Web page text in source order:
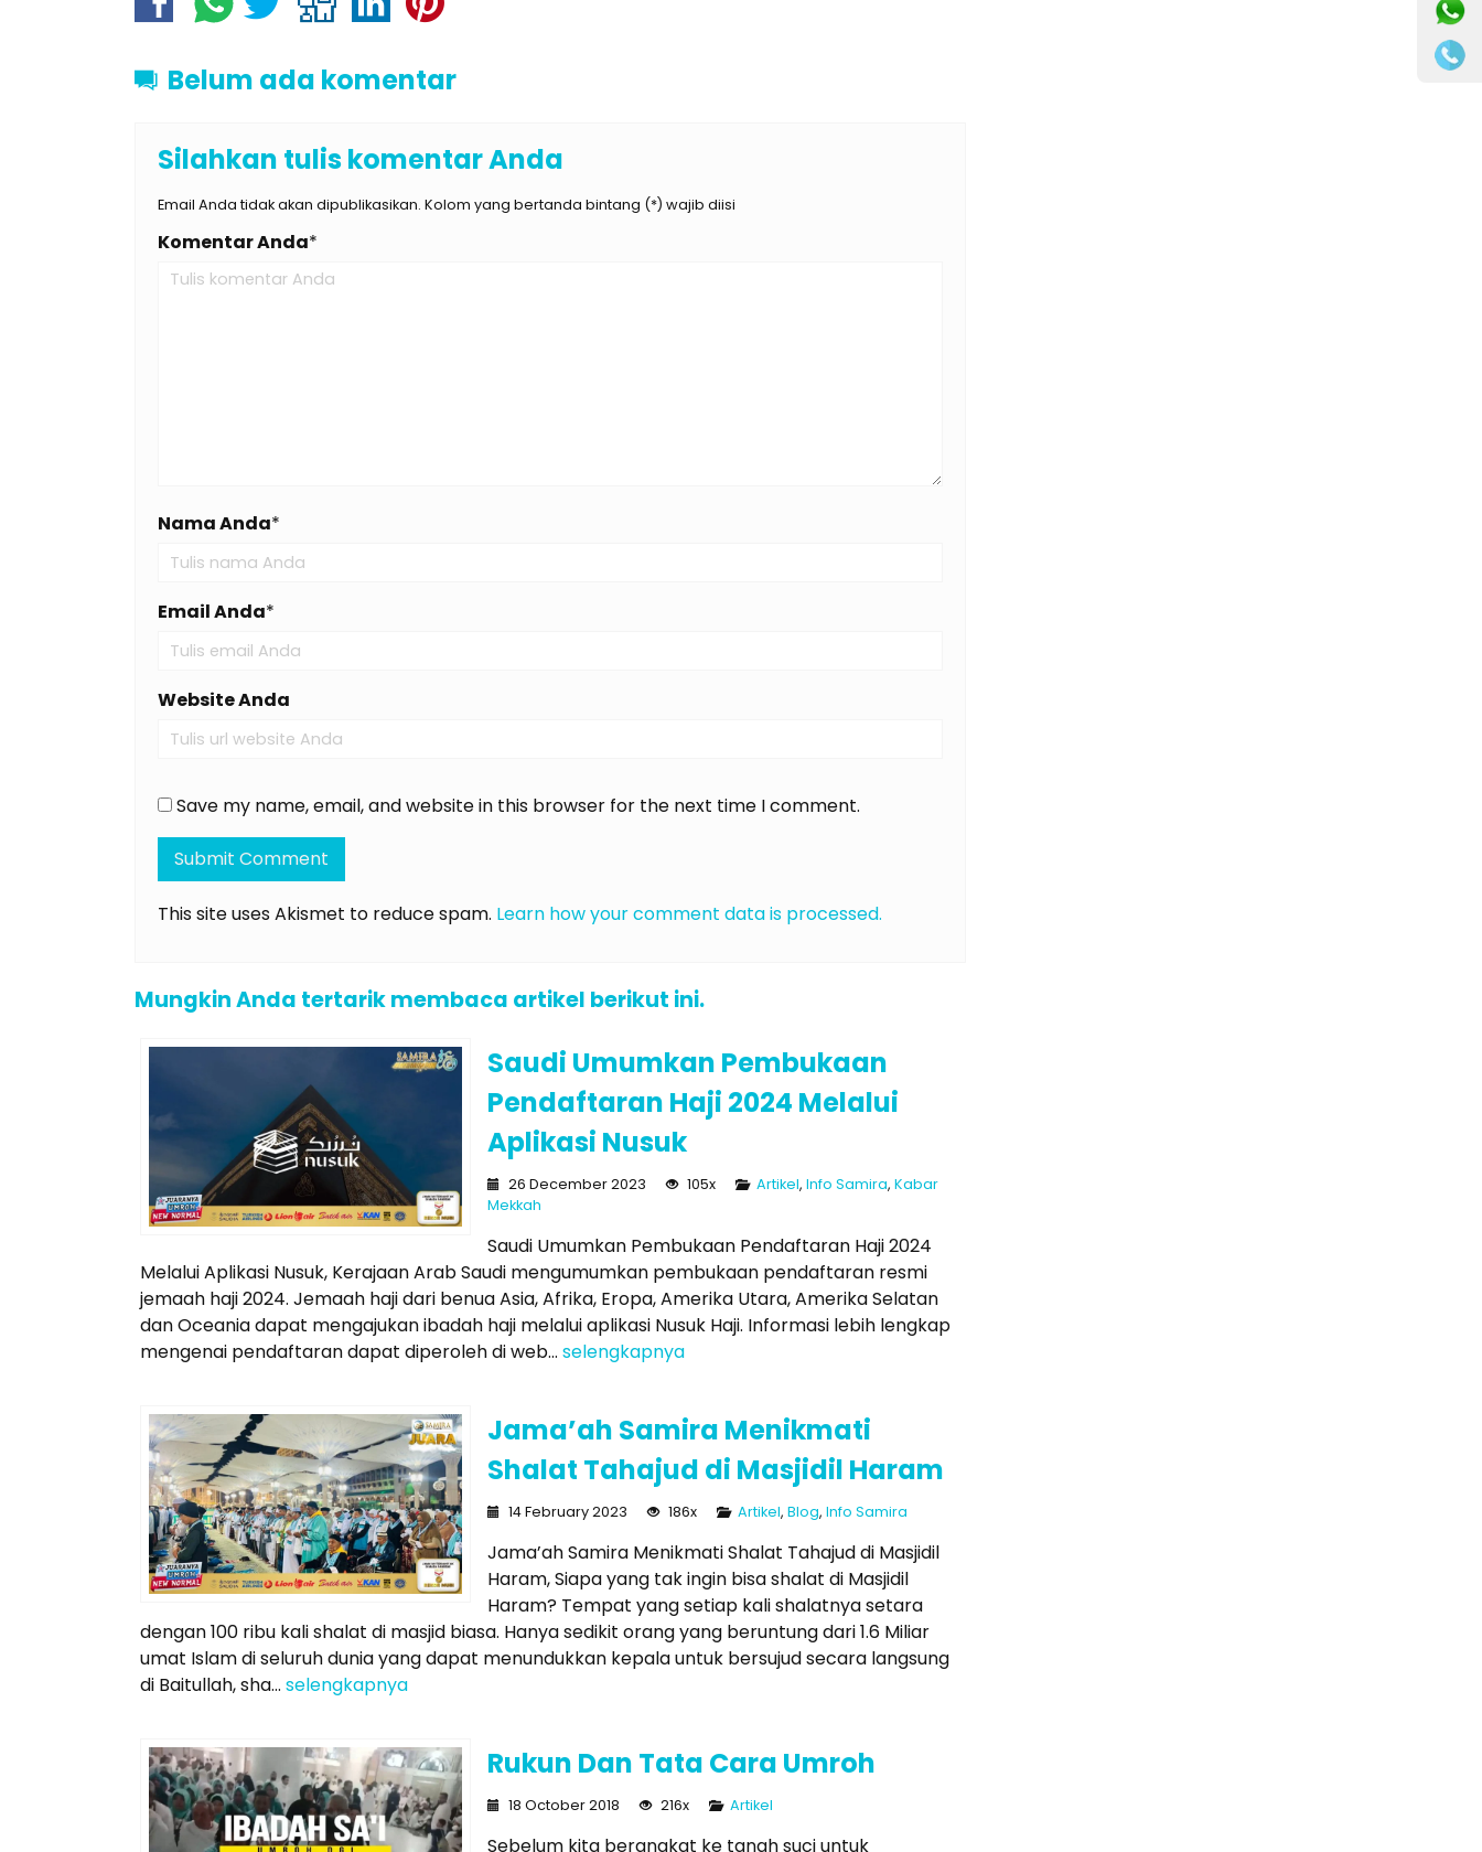
Belum ada komentar
Silahkan tulis komentar Anda
Email Anda tidak akan dipublikasikan. Kolom yang bertanda bintang (*) wajib diisi
Komentar Anda*
Nama Anda*
Email Anda*
Website Anda
Save my name, email, and website in this browser for the next time I comment.
This site uses Akismet to reduce spam. Learn how your comment data is processed.
Mungkin Anda tertarik membaca artikel berikut ini.
Saudi Umumkan Pembukaan
Pendaftaran Haji 2024 Melalui
Aplikasi Nusuk
26 December 2023 105x Artikel, Info Samira, Kabar
Mekkah
Saudi Umumkan Pembukaan Pendaftaran Haji 2024
Melalui Aplikasi Nusuk, Kerajaan Arab Saudi mengumumkan pembukaan pendaftaran resmi
jemaah haji 2024. Jemaah haji dari benua Asia, Afrika, Eropa, Amerika Utara, Amerika Selatan
dan Oceania dapat mengajukan ibadah haji melalui aplikasi Nusuk Haji. Informasi lebih lengkap
mengenai pendaftaran dapat diperoleh di web... selengkapnya
Jama’ah Samira Menikmati
Shalat Tahajud di Masjidil Haram
14 February 2023 186x Artikel, Blog, Info Samira
Jama’ah Samira Menikmati Shalat Tahajud di Masjidil
Haram, Siapa yang tak ingin bisa shalat di Masjidil
Haram? Tempat yang setiap kali shalatnya setara
dengan 100 ribu kali shalat di masjid biasa. Hanya sedikit orang yang beruntung dari 1.6 Miliar
umat Islam di seluruh dunia yang dapat menundukkan kepala untuk bersujud secara langsung
di Baitullah, sha... selengkapnya
Rukun Dan Tata Cara Umroh
18 October 2018 216x Artikel
Sebelum kita berangkat ke tanah suci untuk